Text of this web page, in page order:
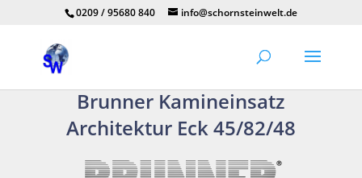
0209 / 95680 840 info@schornsteinwelt.de
Brunner Kamineinsatz
Architektur Eck 45/82/48